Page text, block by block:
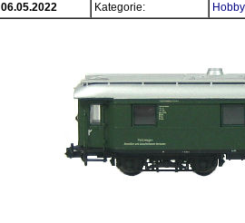
06.05.2022 Kategorie: